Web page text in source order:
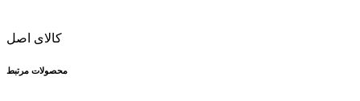
کالای اصل
محصولات مرتبط